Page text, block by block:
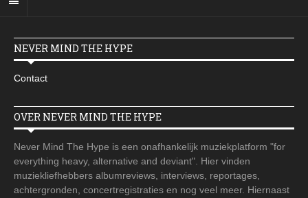
NEVER MIND THE HYPE
Contact
OVER NEVER MIND THE HYPE
Never Mind The Hype is een onafhankelijk muziekplatform "for
everything heavy, alternative and deviant". Hier vinden
muziekliefhebbers albumreviews, interviews, reportages,
achtergronden, concertregistraties en nog veel meer. Hiernaast